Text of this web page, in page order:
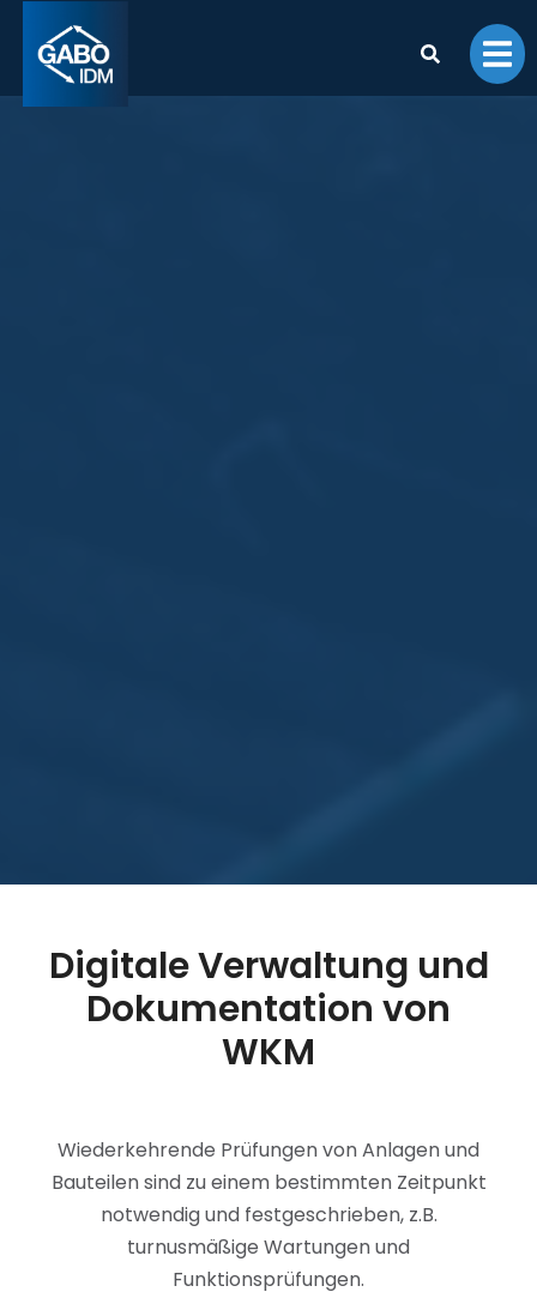
Digitale Verwaltung und
Dokumentation von
WKM
Wiederkehrende Prüfungen von Anlagen und
Bauteilen sind zu einem bestimmten Zeitpunkt
notwendig und festgeschrieben, z.B.
turnusmäßige Wartungen und
Funktionsprüfungen.